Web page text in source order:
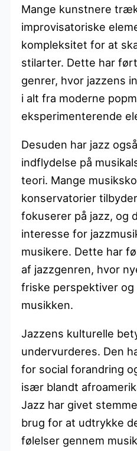
Mange kunstnere
improvisatoriske
kompleksitet for at
stilarter. Dette har
genrer, hvor jazzens
i alt fra moderne
eksperimenterende
Desuden har jazz
indflydelse på
teori. Mange
konservatorier
fokuserer på jazz, og
interesse for
musikere. Dette har
af jazzgenren, hvor
friske perspektiver og
musikken.
Jazzens kulturelle
undervurderes. Den
for social forandring
især blandt
Jazz har givet
brug for at udtrykke
følelser gennem